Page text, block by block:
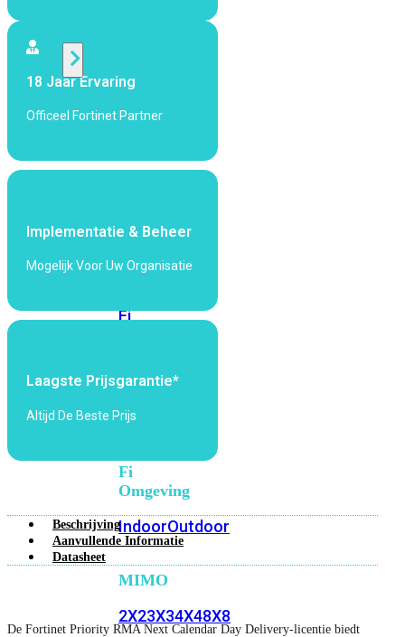
Alle
Access
Wi-
Fi
Fi
6EWi-
7
Fi
Omgeving
IndoorOutdoor
MIMO
2X23X34X48X8
18 Jaar Ervaring
Officeel Fortinet Partner
Implementatie & Beheer
Mogelijk Voor Uw Organisatie
Laagste Prijsgarantie*
Altijd De Beste Prijs
Beschrijving
Aanvullende Informatie
Datasheet
De Fortinet Priority RMA Next Calendar Day Delivery-licentie biedt